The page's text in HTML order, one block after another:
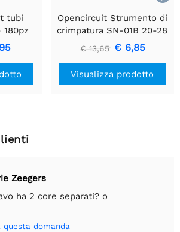
tubi
Opencircuit Strumento di
crimpatura SN-01B 20-28
AWG - 0,08 / 0,5 mm2
€ 13,65 € 6,85
Visualizza prodotto
Zeegers
ha 2 core separati? o
questa domanda